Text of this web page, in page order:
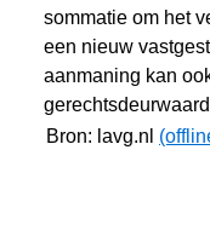
sommatie om het
een nieuw
aanmaning kan
Bron: lavg.nl